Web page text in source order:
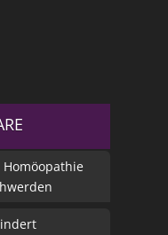
Homöopathie